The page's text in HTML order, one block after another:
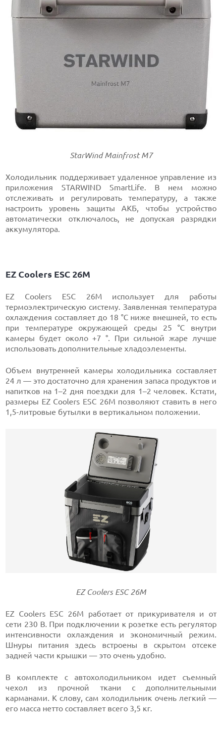
StarWind Mainfrost M7
Холодильник поддерживает удаленное управление из
приложения STARWIND SmartLife. В нем можно
отслеживать и регулировать температуру, а также
настроить уровень защиты АКБ, чтобы устройство
автоматически отключалось, не допуская разрядки
аккумулятора.
EZ Coolers ESC 26М
EZ Coolers ESC 26М использует для работы
термоэлектрическую систему. Заявленная температура
охлаждения составляет до 18 °C ниже внешней, то есть
при температуре окружающей среды 25 °C внутри
камеры будет около +7 °. При сильной жаре лучше
использовать дополнительные хладоэлементы.
Объем внутренней камеры холодильника составляет
24 л — это достаточно для хранения запаса продуктов и
напитков на 1–2 дня поездки для 1–2 человек. Кстати,
размеры EZ Coolers ESC 26М позволяют ставить в него
1,5-литровые бутылки в вертикальном положении.
EZ Coolers ESC 26М
EZ Coolers ESC 26М работает от прикуривателя и от
сети 230 В. При подключении к розетке есть регулятор
интенсивности охлаждения и экономичный режим.
Шнуры питания здесь встроены в скрытом отсеке
задней части крышки — это очень удобно.
В комплекте с автохолодильником идет съемный
чехол из прочной ткани с дополнительными
карманами. К слову, сам холодильник очень легкий —
его масса нетто составляет всего 3,5 кг.